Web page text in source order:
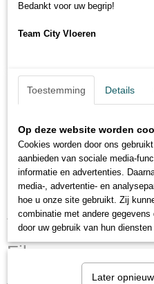
Titan Flooring
Eiken
Bedankt voor uw begrip!
Team City Vloeren
Toestemming Details
Op deze website worden
Cookies worden door ons
aanbieden van sociale media-
informatie en advertenties.
media-, advertentie- en
hoe u onze site gebruikt. Zij
combinatie met andere
door uw gebruik van hun
Later